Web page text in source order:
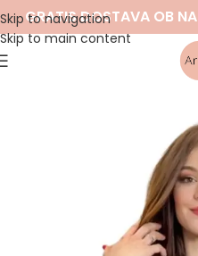
Skip to navigation
Skip to main content
GRATIS DOSTAVA OB